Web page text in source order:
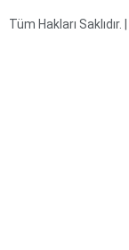
Tüm Hakları Saklıdır. |